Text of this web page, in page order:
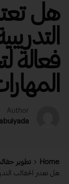
هل
فعالة
Author
Home
تطوير
هل تعتبر الحقائب